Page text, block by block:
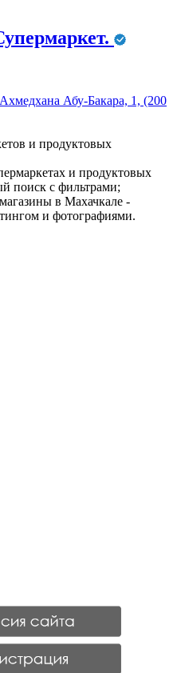
Абу-Бакара, 1, (200
и продуктовых
и продуктовых
поиск с фильтрами;
в Махачкале -
и фотографиями.